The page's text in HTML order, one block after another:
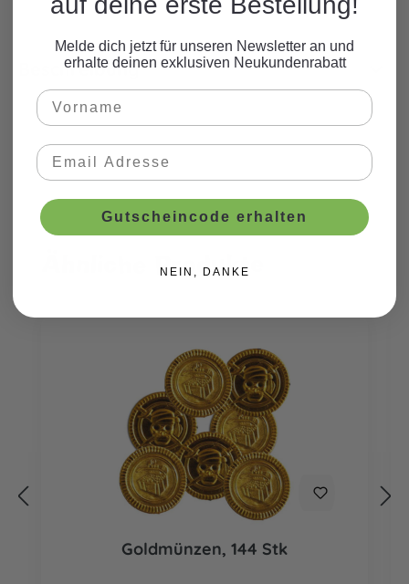
Beschreibung
Ähnliche Produkte
Goldmünzen, 144 Stk
Melde dich jetzt für unseren Newsletter an und
erhalte deinen exklusiven Neukundenrabatt
Gutscheincode erhalten
NEIN, DANKE